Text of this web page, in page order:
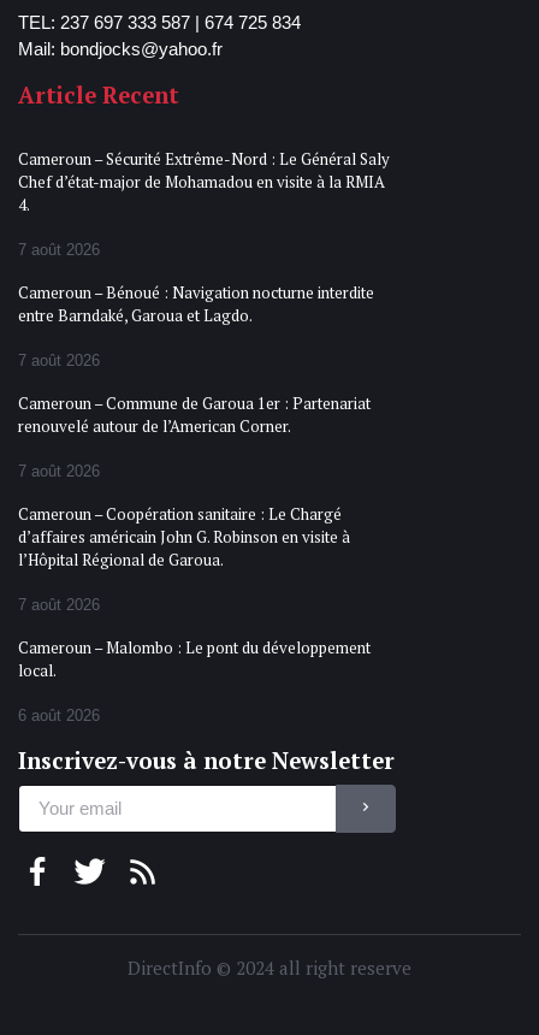
TEL: 237 697 333 587 | 674 725 834
Mail: bondjocks@yahoo.fr
Article Recent
Cameroun – Sécurité Extrême-Nord : Le Général Saly
Chef d’état-major de Mohamadou en visite à la RMIA
4.
7 août 2026
Cameroun – Bénoué : Navigation nocturne interdite
entre Barndaké, Garoua et Lagdo.
7 août 2026
Cameroun – Commune de Garoua 1er : Partenariat
renouvelé autour de l’American Corner.
7 août 2026
Cameroun – Coopération sanitaire : Le Chargé
d’affaires américain John G. Robinson en visite à
l’Hôpital Régional de Garoua.
7 août 2026
Cameroun – Malombo : Le pont du développement
local.
6 août 2026
Inscrivez-vous à notre Newsletter
DirectInfo © 2024 all right reserve